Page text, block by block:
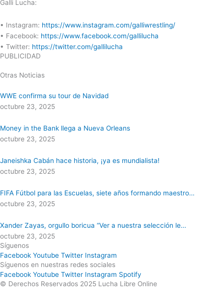
Galli Lucha:
• Instagram: https://www.instagram.com/galliwrestling/
• Facebook: https://www.facebook.com/gallilucha
• Twitter: https://twitter.com/gallilucha
PUBLICIDAD
Otras Noticias
WWE confirma su tour de Navidad
octubre 23, 2025
Money in the Bank llega a Nueva Orleans
octubre 23, 2025
Janeishka Cabán hace historia, ¡ya es mundialista!
octubre 23, 2025
FIFA Fútbol para las Escuelas, siete años formando maestro…
octubre 23, 2025
Xander Zayas, orgullo boricua “Ver a nuestra selección le…
octubre 23, 2025
Síguenos
Facebook Youtube Twitter Instagram
Síguenos en nuestras redes sociales
Facebook Youtube Twitter Instagram Spotify
© Derechos Reservados 2025 Lucha Libre Online